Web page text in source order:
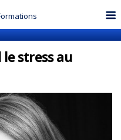
le stress au